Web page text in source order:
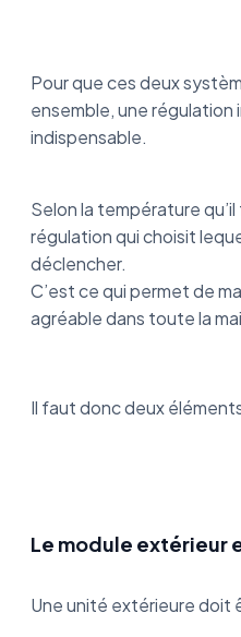
Pour que ces deux
ensemble, une
indispensable.
Selon la température
régulation qui choisit
déclencher.
C’est ce qui permet de
agréable dans toute la
Il faut donc deux
Le module extérieur
Une unité extérieure doit